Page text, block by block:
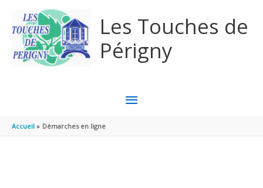
Les Touches de
Périgny
MENU
Accueil Démarches en ligne